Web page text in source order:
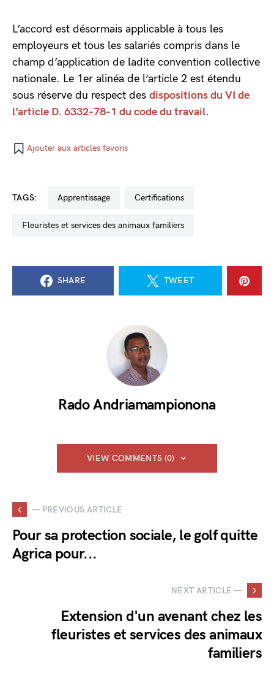
L’accord est désormais applicable à tous les
employeurs et tous les salariés compris dans le
champ d’application de ladite convention collective
nationale. Le 1er alinéa de l’article 2 est étendu
sous réserve du respect des dispositions du VI de
l’article D. 6332-78-1 du code du travail.
Ajouter aux articles favoris
TAGS: apprentissage certifications
fleuristes et services des animaux familiers
SHARE TWEET
Rado Andriamampionona
VIEW COMMENTS (0)
— PREVIOUS ARTICLE
Pour sa protection sociale, le golf quitte
Agrica pour...
NEXT ARTICLE —
Extension d'un avenant chez les
fleuristes et services des animaux
familiers